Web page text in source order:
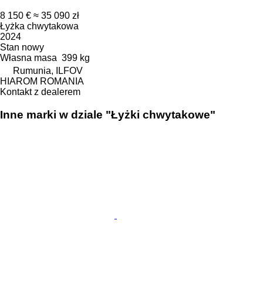
8 150 € ≈ 35 090 zł
Łyżka chwytakowa
2024
Stan nowy
Własna masa 399 kg
Rumunia, ILFOV
HIAROM ROMANIA
Kontakt z dealerem
Inne marki w dziale "Łyżki chwytakowe"